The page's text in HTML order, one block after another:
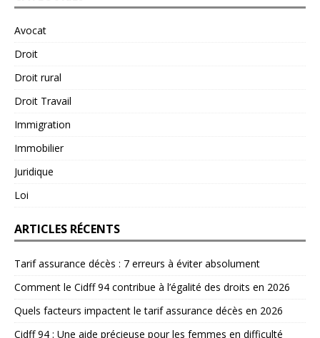
Avocat
Droit
Droit rural
Droit Travail
Immigration
Immobilier
Juridique
Loi
ARTICLES RÉCENTS
Tarif assurance décès : 7 erreurs à éviter absolument
Comment le Cidff 94 contribue à l’égalité des droits en 2026
Quels facteurs impactent le tarif assurance décès en 2026
Cidff 94 : Une aide précieuse pour les femmes en difficulté